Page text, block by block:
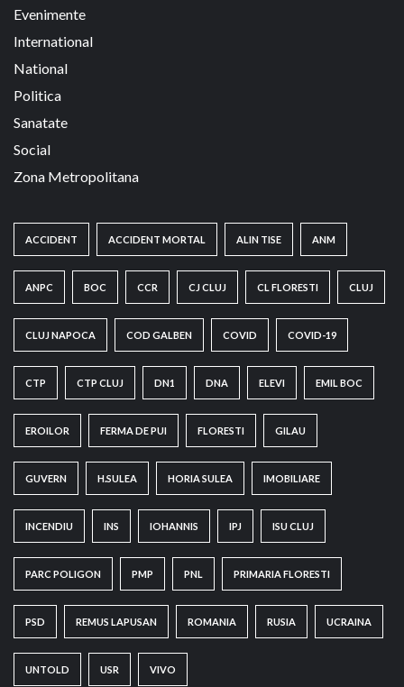
Evenimente
International
National
Politica
Sanatate
Social
Zona Metropolitana
ACCIDENT ACCIDENT MORTAL ALIN TISE ANM
ANPC BOC CCR CJ CLUJ CL FLORESTI CLUJ
CLUJ NAPOCA COD GALBEN COVID COVID-19
CTP CTP CLUJ DN1 DNA ELEVI EMIL BOC
EROILOR FERMA DE PUI FLORESTI GILAU
GUVERN H.SULEA HORIA SULEA IMOBILIARE
INCENDIU INS IOHANNIS IPJ ISU CLUJ
PARC POLIGON PMP PNL PRIMARIA FLORESTI
PSD REMUS LAPUSAN ROMANIA RUSIA UCRAINA
UNTOLD USR VIVO